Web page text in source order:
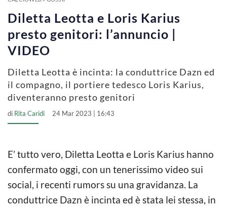
V
i
d
o
Diletta Leotta e Loris Karius
presto genitori: l’annuncio |
VIDEO
Diletta Leotta è incinta: la conduttrice Dazn ed
il compagno, il portiere tedesco Loris Karius,
diventeranno presto genitori
di Rita Caridi 24 Mar 2023 | 16:43
E’ tutto vero, Diletta Leotta e Loris Karius hanno
confermato oggi, con un tenerissimo video sui
social, i recenti rumors su una gravidanza. La
conduttrice Dazn è incinta ed è stata lei stessa, in